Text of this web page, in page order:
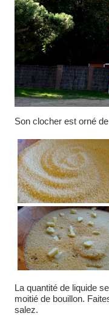
Son clocher est orné
La quantité de liquide
moitié de bouillon.
salez.